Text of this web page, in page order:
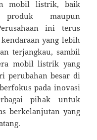
mobil listrik, baik
produk maupun
ini terus
yang lebih
terjangkau, sambil
mobil listrik yang
perubahan besar di
pada inovasi
pihak untuk
berkelanjutan yang